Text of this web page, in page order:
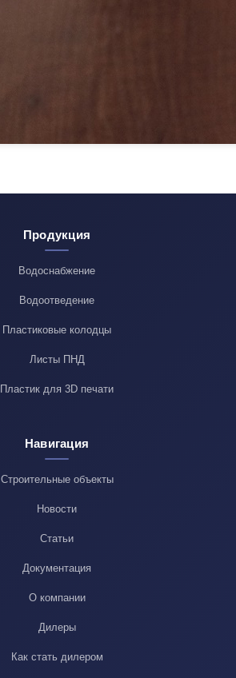
Продукция
Водоснабжение
Водоотведение
Пластиковые колодцы
Листы ПНД
Пластик для 3D печати
Навигация
Строительные объекты
Новости
Статьи
Документация
О компании
Дилеры
Как стать дилером